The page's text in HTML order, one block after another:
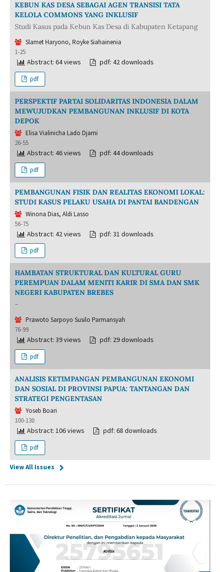
KEBUN KAS DESA SEBAGAI AGEN TRANSISI TATA
KELOLA COMMONS YANG INKLUSIF
Studi Kasus pada Kebun Kas Desa di Kabupaten Ketapang
Slamet Haryono, Royke Siahainenia
1-25
Abstract: 64 views pdf: 42 downloads
pdf
PERSPEKTIF PARTAI SOLIDARITAS INDONESIA DALAM
MEWUJUDKAN PEMBANGUNAN INKLUSIF DI KOTA
DEPOK
Elisa Vialinicha Lado Djami
26-55
Abstract: 46 views pdf: 44 downloads
pdf
PEMBANGUNAN FISIK DAN REALITAS EKONOMI LOKAL:
STUDI KASUS PELAKU USAHA DI PANTAI BANDENGAN
Winona Dias, Aldi Lasso
56-75
Abstract: 42 views pdf: 31 downloads
pdf
HAMBATAN STRUKTURAL DAN KULTURAL GURU
PEREMPUAN DALAM MENITI KARIR DI SMA DAN SMK
NEGERI KABUPATEN BREBES
-
Prawoto Sarpoyo Susilo Parmansyah
76-99
Abstract: 39 views pdf: 29 downloads
pdf
ANALISIS KETIMPANGAN PEMBANGUNAN EKONOMI
DAN SOSIAL DI PROVINSI PAPUA: TANTANGAN DAN
STRATEGI PENGENTASAN
Yoseb Boari
100-130
Abstract: 106 views pdf: 68 downloads
pdf
View All Issues